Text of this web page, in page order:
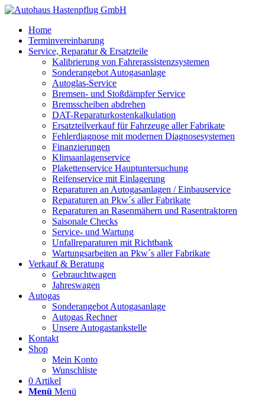
Home
Terminvereinbarung
Service, Reparatur & Ersatzteile
Kalibrierung von Fahrerassistenzsystemen
Sonderangebot Autogasanlage
Autoglas-Service
Bremsen- und Stoßdämpfer Service
Bremsscheiben abdrehen
DAT-Reparaturkostenkalkulation
Ersatzteilverkauf für Fahrzeuge aller Fabrikate
Fehlerdiagnose mit modernen Diagnosesystemen
Finanzierungen
Klimaanlagenservice
Plakettenservice Hauptuntersuchung
Reifenservice mit Einlagerung
Reparaturen an Autogasanlagen / Einbauservice
Reparaturen an Pkw´s aller Fabrikate
Reparaturen an Rasenmähern und Rasentraktoren
Saisonale Checks
Service- und Wartung
Unfallreparaturen mit Richtbank
Wartungsarbeiten an Pkw´s aller Fabrikate
Verkauf & Beratung
Gebrauchtwagen
Jahreswagen
Autogas
Sonderangebot Autogasanlage
Autogas Rechner
Unsere Autogastankstelle
Kontakt
Shop
Mein Konto
Wunschliste
0 Artikel
Menü Menü